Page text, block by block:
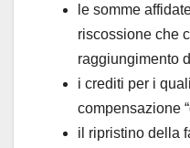
le somme
riscossione che
raggiungimento
i crediti per i
compensazione
il ripristino della